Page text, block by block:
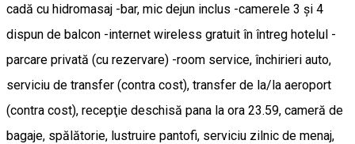
cadă cu hidromasaj -bar, mic dejun inclus -camerele 3 și 4
dispun de balcon -internet wireless gratuit în întreg hotelul -
parcare privată (cu rezervare) -room service, închirieri auto,
serviciu de transfer (contra cost), transfer de la/la aeroport
(contra cost), recepţie deschisă pana la ora 23.59, cameră de
bagaje, spălătorie, lustruire pantofi, serviciu zilnic de menaj,